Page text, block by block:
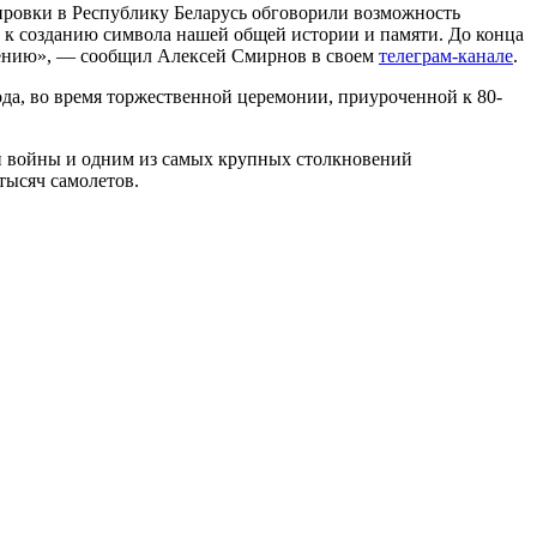
в Республику Беларусь обговорили возможность
к созданию символа нашей общей истории и памяти. До конца
— сообщил Алексей Смирнов в своем телеграм-канале.
во время торжественной церемонии, приуроченной к 80-
войны и одним из самых крупных столкновений
самолетов.